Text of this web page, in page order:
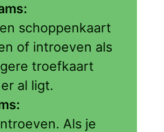
schoppenkaart
of introeven als
troefkaart
al ligt.
Als je